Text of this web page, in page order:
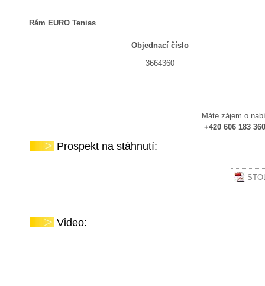
Rám EURO Tenias
Objednací číslo
3664360
Máte zájem o
+420 606 183
Prospekt na stáhnutí:
Video: